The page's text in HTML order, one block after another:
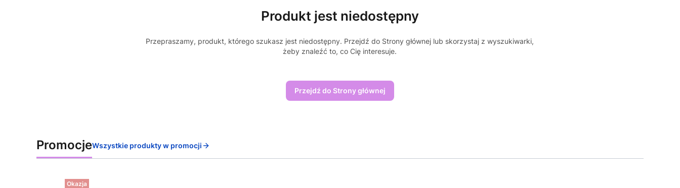
Produkt jest niedostępny
Przepraszamy, produkt, którego szukasz jest niedostępny. Przejdź do Strony głównej lub skorzystaj z wyszukiwarki,
żeby znaleźć to, co Cię interesuje.
Przejdź do Strony głównej
PromocjeWszystkie produkty w promocji
Okazja